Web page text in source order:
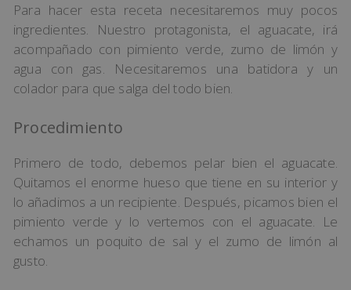
Para hacer esta receta necesitaremos muy pocos
ingredientes. Nuestro protagonista, el aguacate, irá
acompañado con pimiento verde, zumo de limón y
agua con gas. Necesitaremos una batidora y un
colador para que salga del todo bien.
Procedimiento
Primero de todo, debemos pelar bien el aguacate.
Quitamos el enorme hueso que tiene en su interior y
lo añadimos a un recipiente. Después, picamos bien el
pimiento verde y lo vertemos con el aguacate. Le
echamos un poquito de sal y el zumo de limón al
gusto.